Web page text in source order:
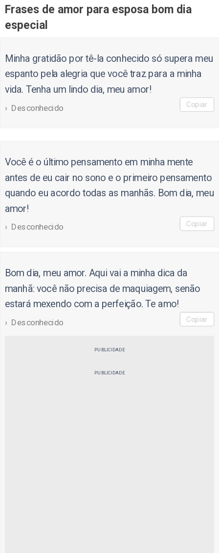
Frases de amor para esposa bom dia
especial
Minha gratidão por tê-la conhecido só supera meu
espanto pela alegria que você traz para a minha
vida. Tenha um lindo dia, meu amor!
Desconhecido Copiar
Você é o último pensamento em minha mente
antes de eu cair no sono e o primeiro pensamento
quando eu acordo todas as manhãs. Bom dia, meu
amor!
Desconhecido Copiar
Bom dia, meu amor. Aqui vai a minha dica da
manhã: você não precisa de maquiagem, senão
estará mexendo com a perfeição. Te amo!
Desconhecido Copiar
PUBLICIDADE
PUBLICIDADE